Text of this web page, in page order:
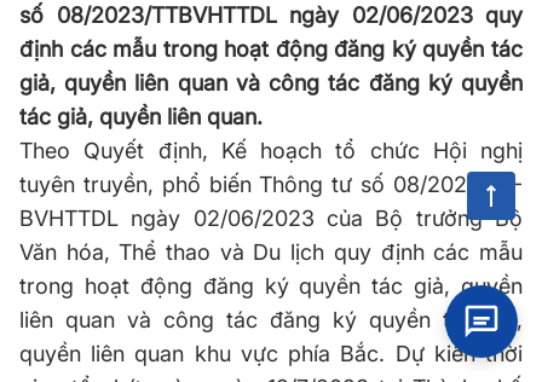
số 08/2023/TTBVHTTDL ngày 02/06/2023 quy
định các mẫu trong hoạt động đăng ký quyền tác
giả, quyền liên quan và công tác đăng ký quyền
tác giả, quyền liên quan.
Theo Quyết định, Kế hoạch tổ chức Hội nghị
tuyên truyền, phổ biến Thông tư số 08/2023/TT-
BVHTTDL ngày 02/06/2023 của Bộ trưởng Bộ
Văn hóa, Thể thao và Du lịch quy định các mẫu
trong hoạt động đăng ký quyền tác giả, quyền
liên quan và công tác đăng ký quyền tác giả,
quyền liên quan khu vực phía Bắc. Dự kiến thời